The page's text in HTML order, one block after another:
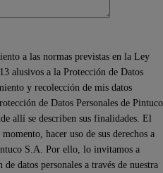
a las normas previstas en la Ley
alusivos a la Protección de Datos
y recolección de mis datos
de Datos Personales de Pintuco
allí se describen sus finalidades. El
hacer uso de sus derechos a
S.A. Por ello, lo invitamos a
datos personales a través de nuestra